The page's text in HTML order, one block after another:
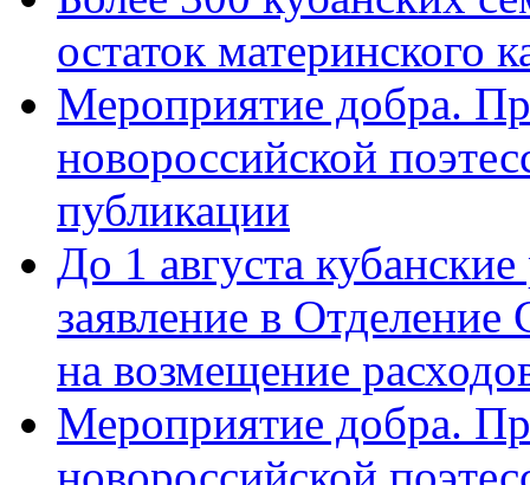
остаток материнского
Мероприятие добра.
новороссийской
публикации
До 1 августа
заявление в
на возмещение
Мероприятие добра.